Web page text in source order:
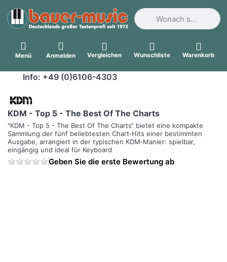
Geben Sie einen
Menü Anmelden Vergleichen Wunschliste Warenkorb
Info: +49 (0)6106-4303
KDM - Top 5 - The Best Of The Charts
"KDM - Top 5 - The Best Of The Charts“ bietet eine kompakte
Sammlung der fünf beliebtesten Chart‑Hits einer bestimmten
Ausgabe, arrangiert in der typischen KDM‑Manier: spielbar,
eingängig und ideal für Keyboard
Geben Sie die erste Bewertung ab